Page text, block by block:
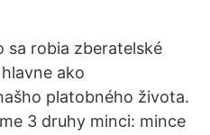
sa robia zberatelské
ako
platobného života.
3 druhy minci: mince